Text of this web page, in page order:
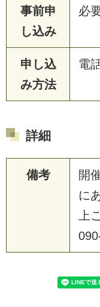
事前申
し込み
必
申し込
み方法
電
詳細
備考
開
に
上